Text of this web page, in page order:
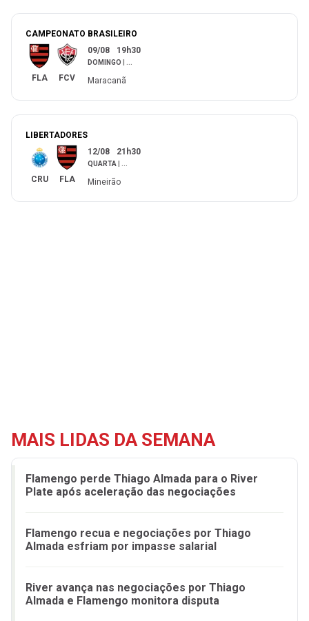
CAMPEONATO BRASILEIRO
FLA FCV
09/08 19h30
DOMINGO
Maracanã
LIBERTADORES
CRU FLA
12/08 21h30
QUARTA
Mineirão
MAIS LIDAS DA SEMANA
Flamengo perde Thiago Almada para o River
Plate após aceleração das negociações
Flamengo recua e negociações por Thiago
Almada esfriam por impasse salarial
River avança nas negociações por Thiago
Almada e Flamengo monitora disputa